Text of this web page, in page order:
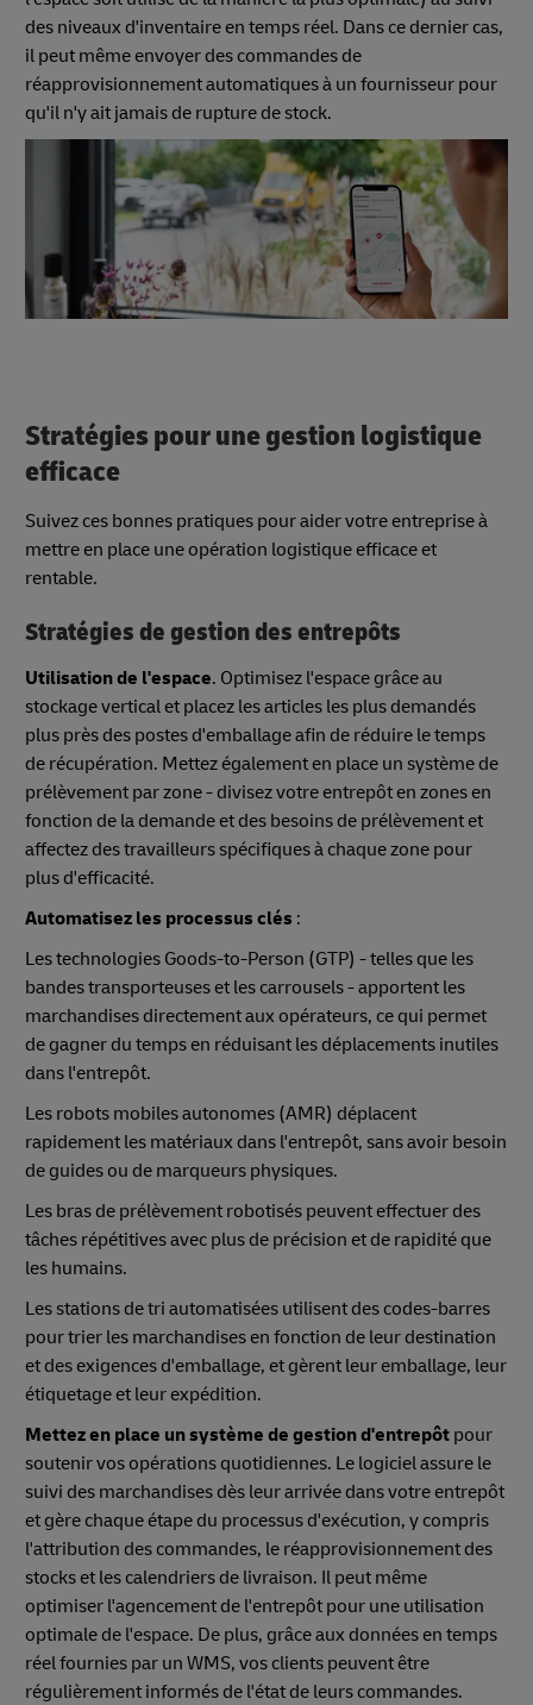
des niveaux d'inventaire en temps réel. Dans ce dernier cas,
il peut même envoyer des commandes de
réapprovisionnement automatiques à un fournisseur pour
qu'il n'y ait jamais de rupture de stock.
Stratégies pour une gestion logistique
efficace
Suivez ces bonnes pratiques pour aider votre entreprise à
mettre en place une opération logistique efficace et
rentable.
Stratégies de gestion des entrepôts
Utilisation de l'espace. Optimisez l'espace grâce au
stockage vertical et placez les articles les plus demandés
plus près des postes d'emballage afin de réduire le temps
de récupération. Mettez également en place un système de
prélèvement par zone - divisez votre entrepôt en zones en
fonction de la demande et des besoins de prélèvement et
affectez des travailleurs spécifiques à chaque zone pour
plus d'efficacité.
Automatisez les processus clés :
Les technologies Goods-to-Person (GTP) - telles que les
bandes transporteuses et les carrousels - apportent les
marchandises directement aux opérateurs, ce qui permet
de gagner du temps en réduisant les déplacements inutiles
dans l'entrepôt.
Les robots mobiles autonomes (AMR) déplacent
rapidement les matériaux dans l'entrepôt, sans avoir besoin
de guides ou de marqueurs physiques.
Les bras de prélèvement robotisés peuvent effectuer des
tâches répétitives avec plus de précision et de rapidité que
les humains.
Les stations de tri automatisées utilisent des codes-barres
pour trier les marchandises en fonction de leur destination
et des exigences d'emballage, et gèrent leur emballage, leur
étiquetage et leur expédition.
Mettez en place un système de gestion d'entrepôt pour
soutenir vos opérations quotidiennes. Le logiciel assure le
suivi des marchandises dès leur arrivée dans votre entrepôt
et gère chaque étape du processus d'exécution, y compris
l'attribution des commandes, le réapprovisionnement des
stocks et les calendriers de livraison. Il peut même
optimiser l'agencement de l'entrepôt pour une utilisation
optimale de l'espace. De plus, grâce aux données en temps
réel fournies par un WMS, vos clients peuvent être
régulièrement informés de l'état de leurs commandes.